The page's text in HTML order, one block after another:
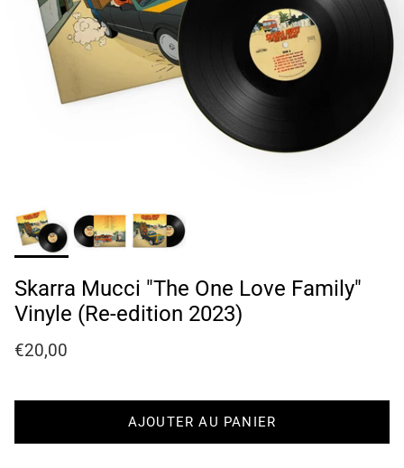
Skarra Mucci "The One Love Family"
Vinyle (Re-edition 2023)
Prix habituel
€20,00
AJOUTER AU PANIER